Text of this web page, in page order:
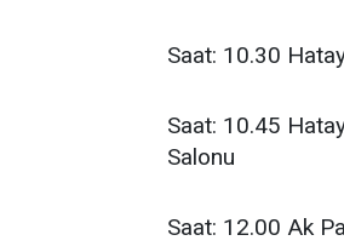
Saat: 10.30
Saat: 10.45
Salonu
Saat: 12.00 Ak